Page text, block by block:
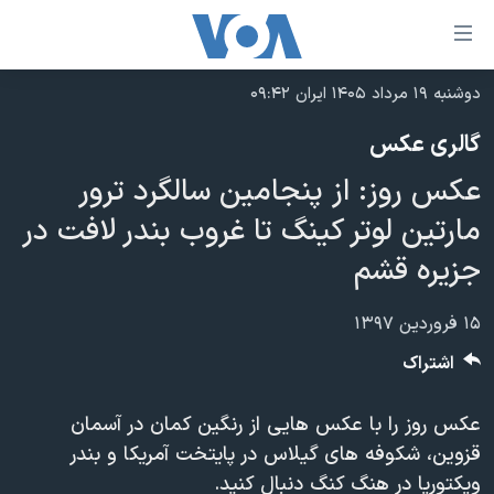
لینکهای
قابل
دسترسی
جهش
محتوای
اصلی
جهش
به
صفحه
جهش
جستجو
نسخه سبک وب‌سایت
موضوع ها
ایران
آمریکا
جهان
ورزشی
ویژه برنامه‌ها
ویدیوها
برنامه های تلویزیونی
جدول برنامه ها
صفحه‌های ویژه
جام جهانی ۲۰۲۶
۲۵۰سالگی آمریکا
بایگانی برنامه‌های تلویزیونی
فرکانس‌های صدای آمریکا
یادگیری زبان انگلیسی
دوشنبه ۱۹ مرداد ۱۴۰۵ ایران ۰۹:۴۲
گالری عکس
عکس روز: از پنجامین سالگرد ترور
مارتین لوتر کینگ تا غروب بندر لافت در
جزیره قشم
۱۵ فروردین ۱۳۹۷
عکس روز را با عکس هایی از رنگین کمان در آسمان
قزوین، شکوفه های گیلاس در پایتخت آمریکا و بندر
ویکتوریا در هنگ کنگ دنبال کنید.
اشتراک